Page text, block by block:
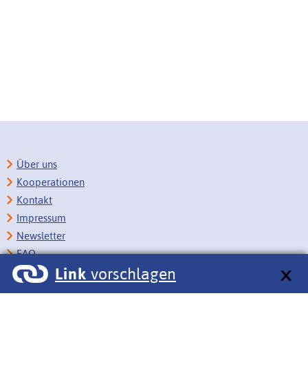
Link vorschlagen
Über uns
Kooperationen
Kontakt
Impressum
Newsletter
FAQ
Copyright